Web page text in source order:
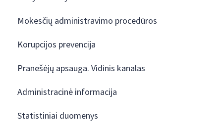
Mokesčių administravimo procedūros
Korupcijos prevencija
Pranešėjų apsauga. Vidinis kanalas
Administracinė informacija
Statistiniai duomenys